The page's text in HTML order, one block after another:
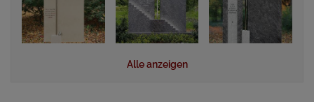
Alle anzeigen